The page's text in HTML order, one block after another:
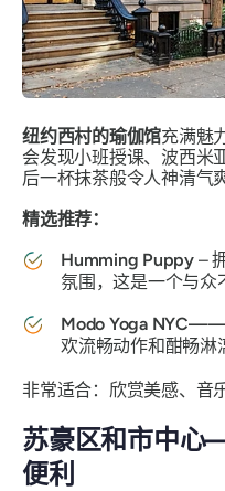
纽约西村的瑜伽馆充满魅
会发现小班授课、波西米
后一杯抹茶般令人神清气
精选推荐：
Humming Puppy–
氛围，这是一个与众
Modo Yoga
欢流畅动作和酣畅淋
非常适合：欣赏美感、音
苏豪区和市中
便利